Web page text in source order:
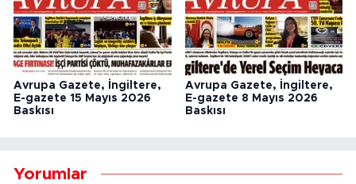
Avrupa Gazete, İngiltere,
E-gazete 15 Mayıs 2026
Baskısı
Avrupa Gazete, İngiltere,
E-gazete 8 Mayıs 2026
Baskısı
Yorumlar